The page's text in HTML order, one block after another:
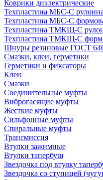
Коврики диэлектрические
Техпластина МБС-С
Техпластина МБС-С
Техпластина ТМКЩ-С
Техпластина ТМКЩ-С
Шнуры резиновые ГОСТ
Смазки, клеи, герметики
Герметики и фиксаторы
Клеи
Смазки
Соединительные муфты
Виброгасящие муфты
Жесткие муфты
Сильфонные муфты
Спиральные муфты
Трансмиссия
Втулки зажимные
Втулки тапербуш
Звездочка под втулку
Звездочка со ступицей